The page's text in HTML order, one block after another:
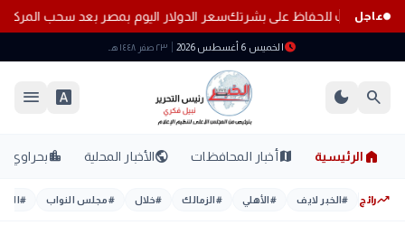
عاجل سعر الدولار اليوم بمصر بعد سحب المركزي 23.25 مليار دولار من
scheduleالخميس 6 أغسطس 2026 ٢٣ صفر ١٤٤٨ هـ
search
dark_mode
font_download
menu
home الرئيسية mapأخبار المحافظات publicالأخبار المحلية location_cityبحراوي
trending_upرائج #الخبر لايف #الأهلي #الزمالك #خلال #مجلس النواب #